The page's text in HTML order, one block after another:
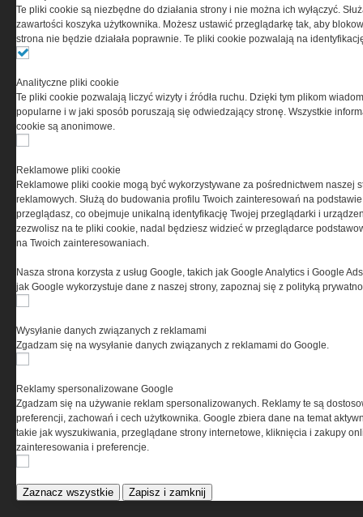
RYNEKINSTALACYJNY.PL
wodociągowe – stan prawny
Zapotrzebowanie na moc
cieplną i energię użytkową do
ELEKTRO.INFO
WAGO 221 - teraz również w
ogrzewanie...
Jak wybrać lampy wiszące do
Te pliki cookie są niezbędne do działania strony i nie można ich wyłączyć.
zawartości koszyka użytkownika. Możesz ustawić przeglądarkę tak, aby
strona nie będzie działała poprawnie. Te pliki cookie pozwalają na
Analityczne pliki cookie
Te pliki cookie pozwalają liczyć wizyty i źródła ruchu. Dzięki tym plikom
popularne i w jaki sposób poruszają się odwiedzający stronę. Wszystkie
cookie są anonimowe.
Reklamowe pliki cookie
Reklamowe pliki cookie mogą być wykorzystywane za pośrednictwem naszej
reklamowych. Służą do budowania profilu Twoich zainteresowań na
przeglądasz, co obejmuje unikalną identyfikację Twojej przeglądarki i
zezwolisz na te pliki cookie, nadal będziesz widzieć w przeglądarce
na Twoich zainteresowaniach.
Nasza strona korzysta z usług Google, takich jak Google Analytics i Google
jak Google wykorzystuje dane z naszej strony, zapoznaj się z polityką
Wysyłanie danych związanych z reklamami
Zgadzam się na wysyłanie danych związanych z reklamami do Google.
Reklamy spersonalizowane Google
Zgadzam się na używanie reklam spersonalizowanych. Reklamy te są
preferencji, zachowań i cech użytkownika. Google zbiera dane na temat
takie jak wyszukiwania, przeglądane strony internetowe, kliknięcia i zakupy
zainteresowania i preferencje.
Zaznacz wszystkie Zapisz i zamknij